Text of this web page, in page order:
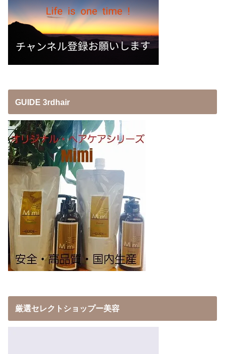
GUIDE 3rdhair
厳選セレクトショップー美容